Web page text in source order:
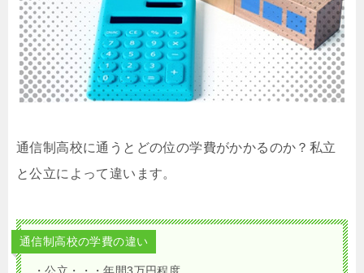
通信制高校に通うとどの位の学費がかかるのか？私立
と公立によって違います。
通信制高校の学費の違い